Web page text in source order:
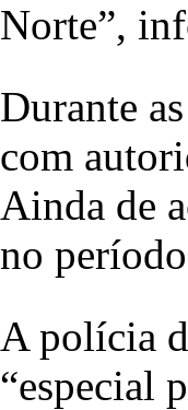
Norte”,
Durante
com
Ainda de
no
A polícia
“especial